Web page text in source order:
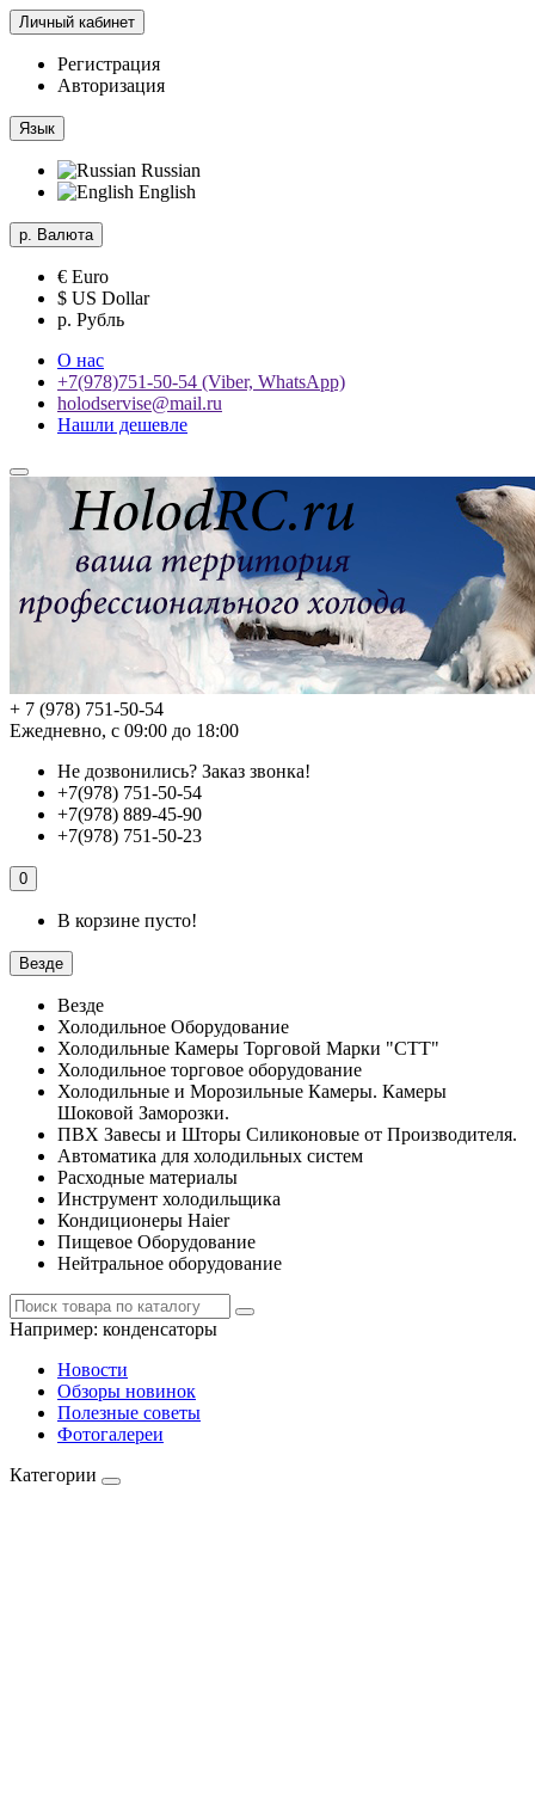
Личный кабинет
Регистрация
Авторизация
Язык
Russian
English
р. Валюта
€ Euro
$ US Dollar
р. Рубль
О нас
+7(978)751-50-54 (Viber, WhatsApp)
holodservise@mail.ru
Нашли дешевле
+ 7 (978) 751-50-54
Ежедневно, с 09:00 до 18:00
Не дозвонились? Заказ звонка!
+7(978) 751-50-54
+7(978) 889-45-90
+7(978) 751-50-23
0
В корзине пусто!
Везде
Везде
Холодильное Оборудование
Холодильные Камеры Торговой Марки "СТТ"
Холодильное торговое оборудование
Холодильные и Морозильные Камеры. Камеры
Шоковой Заморозки.
ПВХ Завесы и Шторы Силиконовые от Производителя.
Автоматика для холодильных систем
Расходные материалы
Инструмент холодильщика
Кондиционеры Haier
Пищевое Оборудование
Нейтральное оборудование
Например: конденсаторы
Новости
Обзоры новинок
Полезные советы
Фотогалереи
Категории